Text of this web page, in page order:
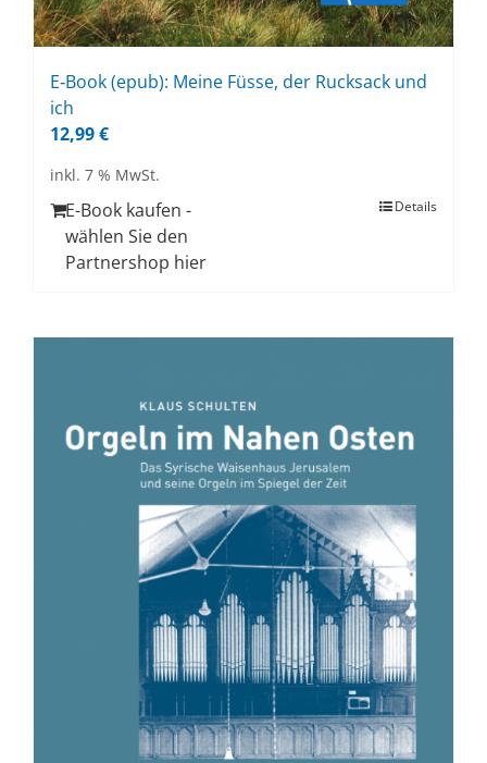
E‑Book (epub): Mei­ne Füs­se, der Ruck­sack und
ich
12,99€
inkl. 7 % MwSt.
E-Book kaufen -
wählen Sie den
Partnershop hier
Details